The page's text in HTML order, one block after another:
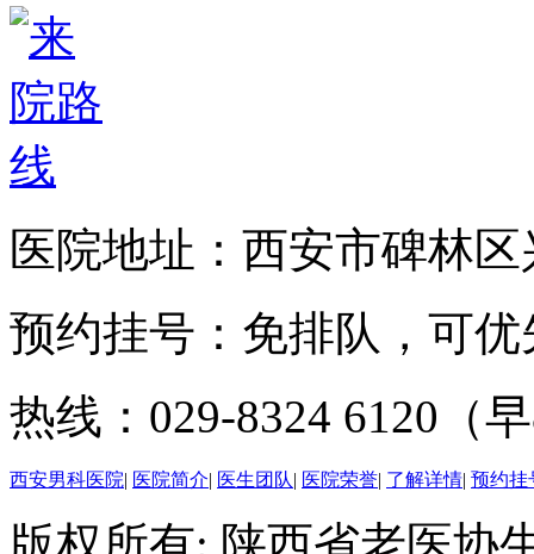
医院地址：西安市碑林
预约挂号：免排队，可优
热线：029-8324 6120（
西安男科医院| 医院简介| 医生团队| 医院荣誉| 了解详情| 预约挂
版权所有: 陕西省老医协